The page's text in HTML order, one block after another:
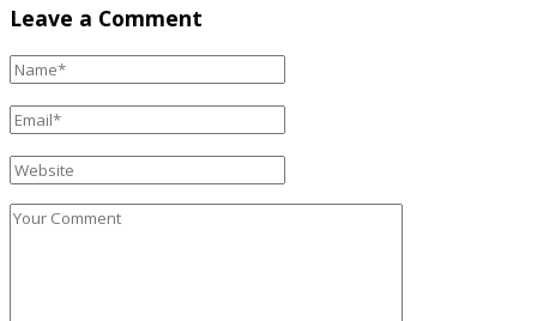
Leave a Comment